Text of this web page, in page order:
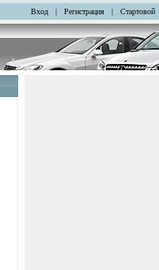
Вход | Регистрация | Стартовой